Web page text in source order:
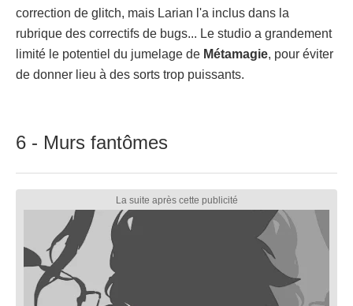
correction de glitch, mais Larian l'a inclus dans la
rubrique des correctifs de bugs... Le studio a grandement
limité le potentiel du jumelage de Métamagie, pour éviter
de donner lieu à des sorts trop puissants.
6 - Murs fantômes